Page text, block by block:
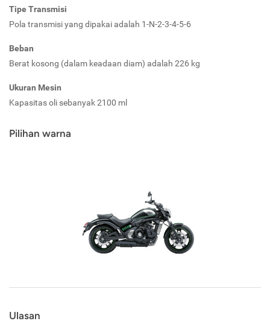
Tipe Transmisi
Pola transmisi yang dipakai adalah 1-N-2-3-4-5-6
Beban
Berat kosong (dalam keadaan diam) adalah 226 kg
Ukuran Mesin
Kapasitas oli sebanyak 2100 ml
Pilihan warna
Ulasan